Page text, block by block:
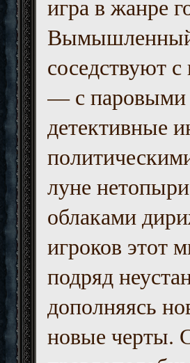
игра в жанре
Вымышленный
соседствуют
— с паровыми
детективные
луне
облаками
игроков этот
подряд
дополняясь
новые черты.